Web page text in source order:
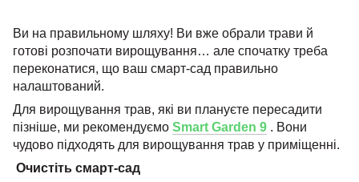
Ви на правильному шляху! Ви вже обрали трави й
готові розпочати вирощування… але спочатку треба
переконатися, що ваш смарт-сад правильно
налаштований.
Для вирощування трав, які ви плануєте пересадити
пізніше, ми рекомендуємо Smart Garden 9 . Вони
чудово підходять для вирощування трав у приміщенні.
Очистіть смарт-сад